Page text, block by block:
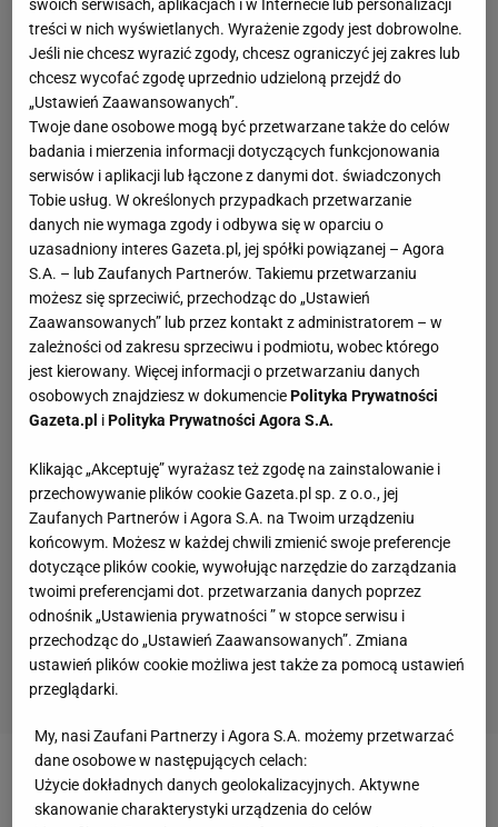
CZYTAJ WIĘCEJ: FIA podtrzymała dyskwalifikację
Ricciardo
swoich serwisach, aplikacjach i w Internecie lub personalizacji
treści w nich wyświetlanych. Wyrażenie zgody jest dobrowolne.
Jeśli nie chcesz wyrazić zgody, chcesz ograniczyć jej zakres lub
chcesz wycofać zgodę uprzednio udzieloną przejdź do
„Ustawień Zaawansowanych”.
Twoje dane osobowe mogą być przetwarzane także do celów
badania i mierzenia informacji dotyczących funkcjonowania
serwisów i aplikacji lub łączone z danymi dot. świadczonych
Tobie usług. W określonych przypadkach przetwarzanie
danych nie wymaga zgody i odbywa się w oparciu o
uzasadniony interes Gazeta.pl, jej spółki powiązanej – Agora
S.A. – lub Zaufanych Partnerów. Takiemu przetwarzaniu
możesz się sprzeciwić, przechodząc do „Ustawień
Zaawansowanych” lub przez kontakt z administratorem – w
zależności od zakresu sprzeciwu i podmiotu, wobec którego
jest kierowany. Więcej informacji o przetwarzaniu danych
osobowych znajdziesz w dokumenciePolityka Prywatności
Gazeta.pl iPolityka Prywatności Agora S.A.
Klikając „Akceptuję” wyrażasz też zgodę na zainstalowanie i
przechowywanie plików cookie Gazeta.pl sp. z o.o., jej
Zaufanych Partnerów i Agora S.A. na Twoim urządzeniu
końcowym. Możesz w każdej chwili zmienić swoje preferencje
dotyczące plików cookie, wywołując narzędzie do zarządzania
twoimi preferencjami dot. przetwarzania danych poprzez
odnośnik „Ustawienia prywatności ” w stopce serwisu i
przechodząc do „Ustawień Zaawansowanych”. Zmiana
ustawień plików cookie możliwa jest także za pomocą ustawień
przeglądarki.
My, nasi Zaufani Partnerzy i Agora S.A. możemy przetwarzać
dane osobowe w następujących celach:
Użycie dokładnych danych geolokalizacyjnych. Aktywne
skanowanie charakterystyki urządzenia do celów